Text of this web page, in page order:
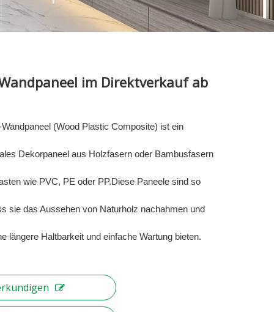
im Direktverkauf ab
(Wood Plastic Composite) ist ein
Dekorpaneel aus Holzfasern oder Bambusfasern
wie PVC, PE oder PP.Diese Paneele sind so
sie das Aussehen von Naturholz nachahmen und
längere Haltbarkeit und einfache Wartung bieten.